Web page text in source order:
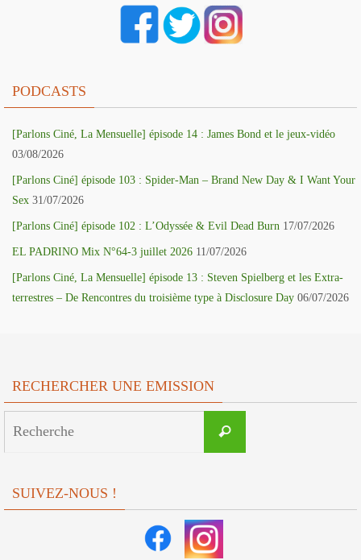
PODCASTS
[Parlons Ciné, La Mensuelle] épisode 14 : James Bond et le jeux-vidéo
03/08/2026
[Parlons Ciné] épisode 103 : Spider-Man – Brand New Day & I Want Your
Sex 31/07/2026
[Parlons Ciné] épisode 102 : L’Odyssée & Evil Dead Burn 17/07/2026
EL PADRINO Mix N°64-3 juillet 2026 11/07/2026
[Parlons Ciné, La Mensuelle] épisode 13 : Steven Spielberg et les Extra-
terrestres – De Rencontres du troisième type à Disclosure Day 06/07/2026
RECHERCHER UNE EMISSION
Recherche
SUIVEZ-NOUS !